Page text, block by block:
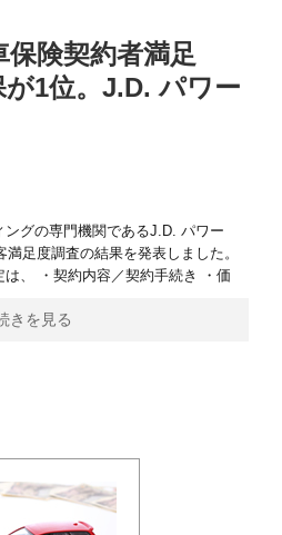
険契約者満足
1位。J.D. パワー
グの専門機関であるJ.D. パワー
足度調査の結果を発表しました。
、 ・契約内容／契約手続き ・価
きを見る